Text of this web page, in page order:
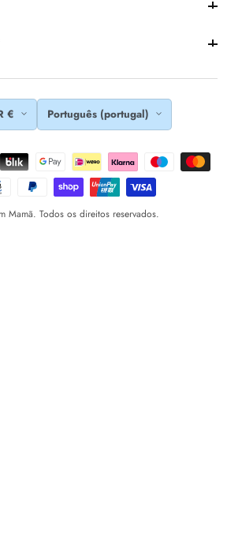
e Promoções
Portugal EUR € Português (portugal)
Mamã. Todos os direitos reservados.